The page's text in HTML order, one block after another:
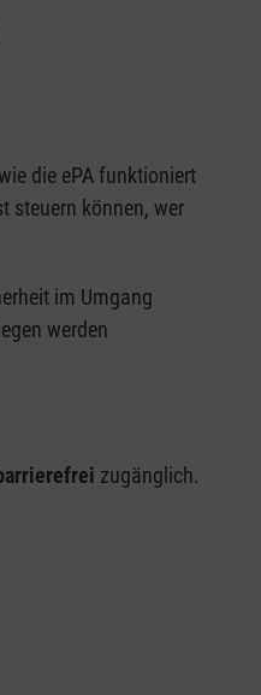
die ePA funktioniert
steuern können, wer
im Umgang
werden
zugänglich.